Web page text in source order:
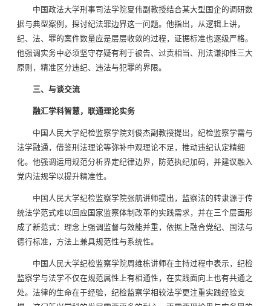
中国政法大学刑事司法学院夏伟副教授结合某大型国企的调研数
据与典型案例，探讨纪法罪边界这一问题。他指出，从逻辑上讲，
纪、法、罪的案件数量应是层层收敛的过程，证据标准也逐级严格。
他强调实务中必须坚守存疑有利于被告、过责相当、刑法谦抑性三大
原则，精准区分违纪、违法与犯罪的界限。
三、与谈交流
融汇学科智慧，联通理论实务
中国人民大学纪检监察学院刘俊杰副教授提出，纪检监察学需与
法学融通，借鉴刑法理论等弥补中观理论不足，推动违纪认定精细
化。他强调运用规范分析界定纪律边界，防范执纪加码，并建议融入
党内法规学以提升精准性。
中国人民大学纪检监察学院张航讲师提出，监察法的转隶源于传
统法学范式难以回应国家监察体制改革的实践需求，并在三个层面形
成了新范式：理念上强调监督与效能并重，依据上融合党纪、国法与
德行标准，方法上兼具规范性与系统性。
中国人民大学纪检监察学院周维栋讲师在主持过程中表示，纪检
监察学与法学不仅在规范属性上有相通性，在实践面向上也有共通之
处。法律的生命在于经验，纪检监察学相较法学更注重实践经验支